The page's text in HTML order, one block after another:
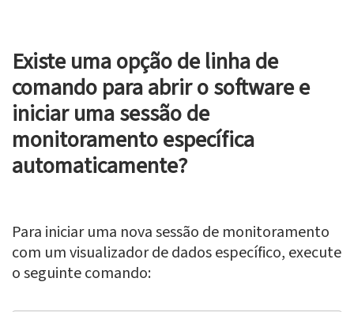
Existe uma opção de linha de
comando para abrir o software e
iniciar uma sessão de
monitoramento específica
automaticamente?
Para iniciar uma nova sessão de monitoramento
com um visualizador de dados específico, execute
o seguinte comando: